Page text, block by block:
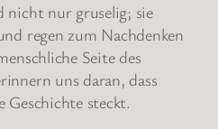
nicht nur gruselig; sie
regen zum Nachdenken
Seite des
uns daran, dass
Geschichte steckt.